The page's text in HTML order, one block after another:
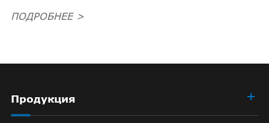
ПОДРОБНЕЕ >
Продукция